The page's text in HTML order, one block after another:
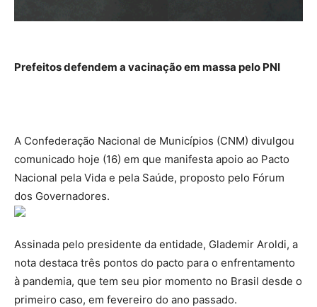
Prefeitos defendem a vacinação em massa pelo PNI
A Confederação Nacional de Municípios (CNM) divulgou
comunicado hoje (16) em que manifesta apoio ao Pacto
Nacional pela Vida e pela Saúde, proposto pelo Fórum
dos Governadores.
Assinada pelo presidente da entidade, Glademir Aroldi, a
nota destaca três pontos do pacto para o enfrentamento
à pandemia, que tem seu pior momento no Brasil desde o
primeiro caso, em fevereiro do ano passado.